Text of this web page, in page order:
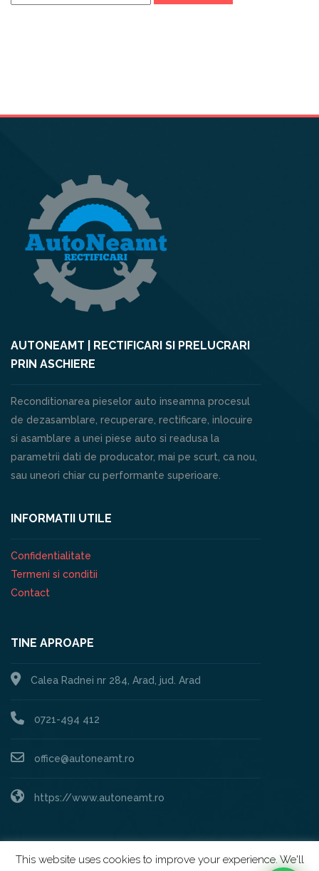
AUTONEAMT | RECTIFICARI SI PRELUCRARI
PRIN ASCHIERE
Reconditionarea pieselor auto inseamna procesul
de dezasamblare, recuperare, rectificare, inlocuire
si asamblare a unei piese auto si readusa la
parametrii dati de producator, mai pe scurt, ca nou,
sau uneori chiar cu performante superioare.
INFORMATII UTILE
Confidentialitate
Termeni si conditii
Contact
TINE APROAPE
Calea Radnei nr 284, Arad, jud. Arad
0721-494 412
office@autoneamt.ro
https://www.autoneamt.ro
This website uses cookies to improve your experience. We'll